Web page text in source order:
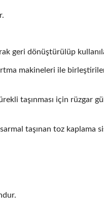
geri dönüştürülüp
makineleri ile
taşınması için rüzgar
taşınan toz kaplama